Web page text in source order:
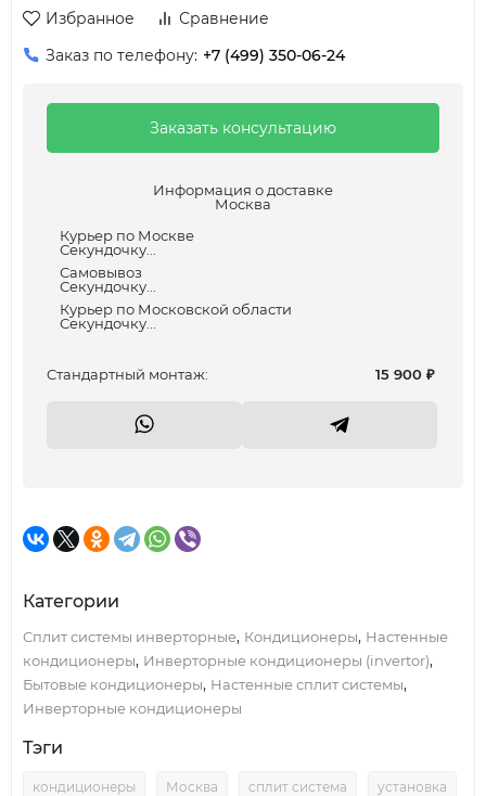
Избранное
Сравнение
Заказ по телефону: +7 (499) 350-06-24
Заказать консультацию
Информация о доставке
Москва
Курьер по Москве
Секундочку...
Самовывоз
Секундочку...
Курьер по Московской области
Секундочку...
Cтандартный монтаж: 15 900 ₽
Категории
Сплит системы инверторные, Кондиционеры, Настенные
кондиционеры, Инверторные кондиционеры (invertor),
Бытовые кондиционеры, Настенные сплит системы,
Инверторные кондиционеры
Тэги
кондиционеры Москва сплит система установка